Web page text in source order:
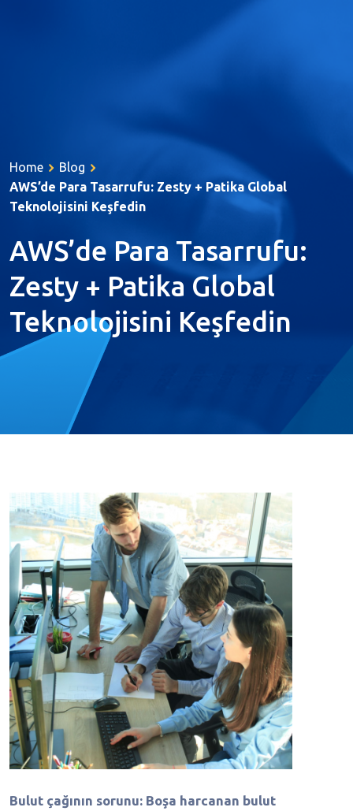
Ürünler
Kariyer
İletişim
Kaynaklar
English
Home
Blog
AWS’de Para Tasarrufu: Zesty + Patika Global
Teknolojisini Keşfedin
AWS’de Para Tasarrufu:
Zesty + Patika Global
Teknolojisini Keşfedin
Bulut çağının sorunu: Boşa harcanan bulut